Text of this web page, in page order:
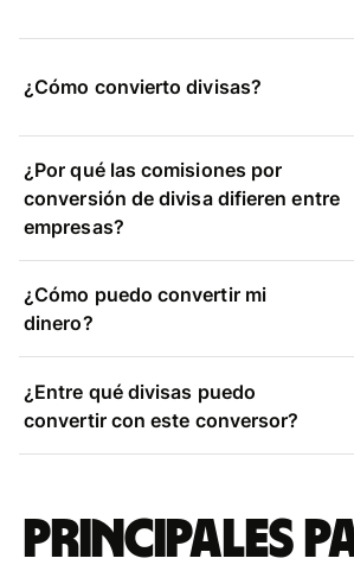
¿Cómo convierto divisas?
¿Por qué las comisiones por
conversión de divisa difieren entre
empresas?
¿Cómo puedo convertir mi
dinero?
¿Entre qué divisas puedo
convertir con este conversor?
Principales